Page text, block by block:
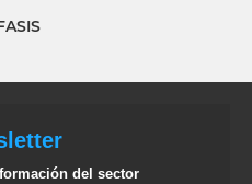
del sector